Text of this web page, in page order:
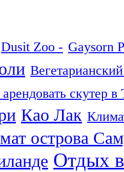
Dusit Zoo - Gaysorn
скутер в
Као Лак
острова
Отдых